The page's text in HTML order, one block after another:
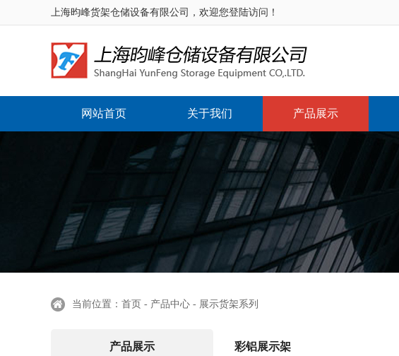
上海昀峰货架仓储设备有限公司，欢迎您登陆访问！
网站首页 关于我们 产品展示
当前位置：首页 - 产品中心 - 展示货架系列
产品展示 彩铝展示架